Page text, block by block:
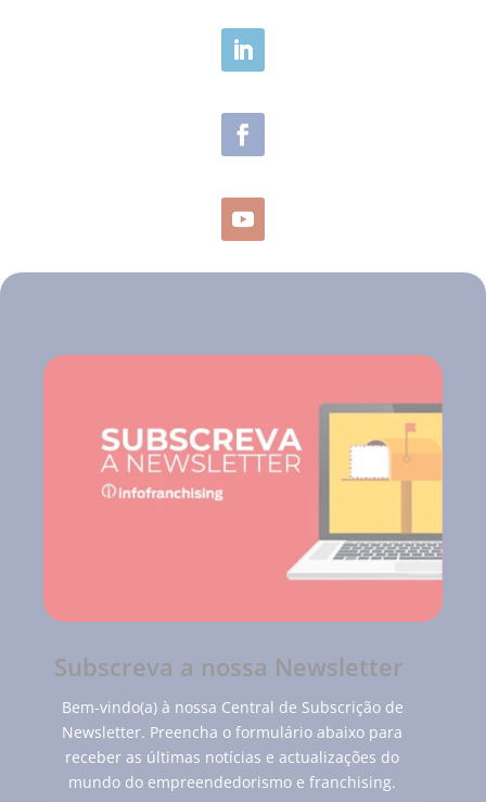
Subscreva a nossa Newsletter
Bem-vindo(a) à nossa Central de Subscrição de
Newsletter. Preencha o formulário abaixo para
receber as últimas notícias e actualizações do
mundo do empreendedorismo e franchising.